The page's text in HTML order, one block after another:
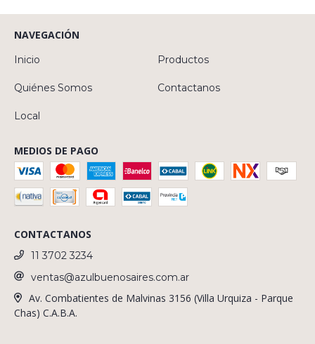
NAVEGACIÓN
Inicio Productos
Quiénes Somos Contactanos
Local
MEDIOS DE PAGO
CONTACTANOS
11 3702 3234
ventas@azulbuenosaires.com.ar
Av. Combatientes de Malvinas 3156 (Villa Urquiza - Parque
Chas) C.A.B.A.